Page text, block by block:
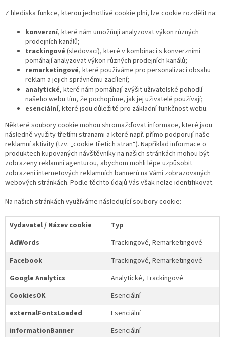
Z hlediska funkce, kterou jednotlivé cookie plní, lze cookie rozdělit na:
konverzní, které nám umožňují analyzovat výkon různých
prodejních kanálů;
trackingové (sledovací), které v kombinaci s konverzními
pomáhají analyzovat výkon různých prodejních kanálů;
remarketingové, které používáme pro personalizaci obsahu
reklam a jejich správnému zacílení;
analytické, které nám pomáhají zvýšit uživatelské pohodlí
našeho webu tím, že pochopíme, jak jej uživatelé používají;
esenciální, které jsou důležité pro základní funkčnost webu.
Některé soubory cookie mohou shromažďovat informace, které jsou
následně využity třetími stranami a které např. přímo podporují naše
reklamní aktivity (tzv. „cookie třetích stran“). Například informace o
produktech kupovaných návštěvníky na našich stránkách mohou být
zobrazeny reklamní agenturou, abychom mohli lépe uzpůsobit
zobrazení internetových reklamních bannerů na Vámi zobrazovaných
webových stránkách. Podle těchto údajů Vás však nelze identifikovat.
Na našich stránkách využíváme následující soubory cookie:
Vydavatel / Název cookie
Typ
AdWords
Trackingové, Remarketingové
Facebook
Trackingové, Remarketingové
Google Analytics
Analytické, Trackingové
CookiesOK
Esenciální
externalFontsLoaded
Esenciální
informationBanner
Esenciální